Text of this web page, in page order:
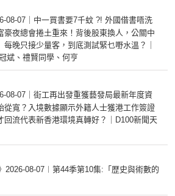
08-07｜中一買書要7千蚊 ?! 外國借書唔洗
豪夜總會捲土重來！背後股東換人，公關中
晚只接少量客，到底測試緊乜嘢水溫？｜
斌、禮賢同學、何亨
08-07｜街工再出發重獲藝發局最新年度資
從寬？入境數據顯示外籍人士獲港工作簽證
回流代表新香港環境真轉好？｜D100新聞天
2026-08-07︱第44季第10集:「歴史與術數的